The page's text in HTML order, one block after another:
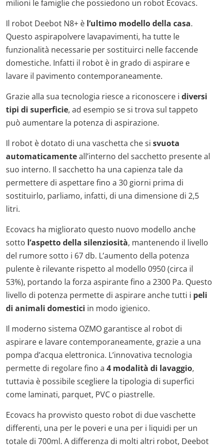
milioni le famiglie che possiedono un robot Ecovacs.
Il robot Deebot N8+ è l’ultimo modello della casa.
Questo aspirapolvere lavapavimenti, ha tutte le
funzionalità necessarie per sostituirci nelle faccende
domestiche. Infatti il robot è in grado di aspirare e
lavare il pavimento contemporaneamente.
Grazie alla sua tecnologia riesce a riconoscere i diversi
tipi di superficie, ad esempio se si trova sul tappeto
può aumentare la potenza di aspirazione.
Il robot è dotato di una vaschetta che si svuota
automaticamenteall’interno del sacchetto presente al
suo interno. Il sacchetto ha una capienza tale da
permettere di aspettare fino a 30 giorni prima di
sostituirlo, parliamo, infatti, di una dimensione di 2,5
litri.
Ecovacs ha migliorato questo nuovo modello anche
sotto l’aspetto della silenziosità, mantenendo il livello
del rumore sotto i 67 db. L’aumento della potenza
pulente è rilevante rispetto al modello 0950 (circa il
53%), portando la forza aspirante fino a 2300 Pa. Questo
livello di potenza permette di aspirare anche tutti i peli
di animali domestici in modo igienico.
Il moderno sistema OZMO garantisce al robot di
aspirare e lavare contemporaneamente, grazie a una
pompa d’acqua elettronica. L’innovativa tecnologia
permette di regolare fino a 4 modalità di lavaggio,
tuttavia è possibile scegliere la tipologia di superfici
come laminati, parquet, PVC o piastrelle.
Ecovacs ha provvisto questo robot di due vaschette
differenti, una per le poveri e una per i liquidi per un
totale di 700ml. A differenza di molti altri robot, Deebot